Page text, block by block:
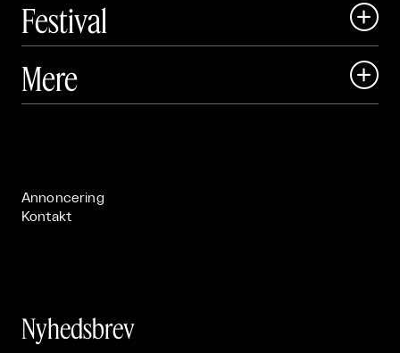
Festival

 Art Matter Festival
Mere 
Annoncering
Kontakt
Nyhedsbrev